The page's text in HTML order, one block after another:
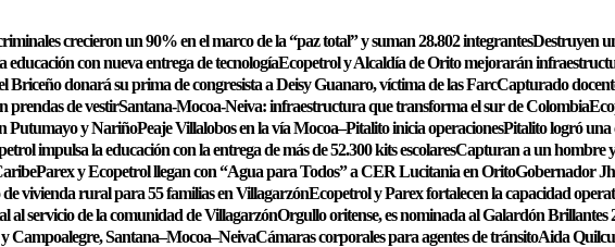
crecieron un 90% en el marco de la “paz total” y suman 28.802 integrantesDestruyen
educación con nueva entrega de tecnologíaEcopetrol y Alcaldía de Orito mejorarán
Briceño donará su prima de congresista a Deisy Guanaro, víctima de las FarcCapturado
prendas de vestirSantana-Mocoa-Neiva: infraestructura que transforma el sur de Colombia
Putumayo y NariñoPeaje Villalobos en la vía Mocoa–Pitalito inicia operacionesPitalito logró una
impulsa la educación con la entrega de más de 52.300 kits escolaresCapturan a un hombre
Parex y Ecopetrol llegan con “Agua para Todos” a CER Lucitania en OritoGobernador
vivienda rural para 55 familias en VillagarzónEcopetrol y Parex fortalecen la capacidad
al servicio de la comunidad de VillagarzónOrgullo oritense, es nominada al Galardón Brillantes
Campoalegre, Santana–Mocoa–NeivaCámaras corporales para agentes de tránsitoAida